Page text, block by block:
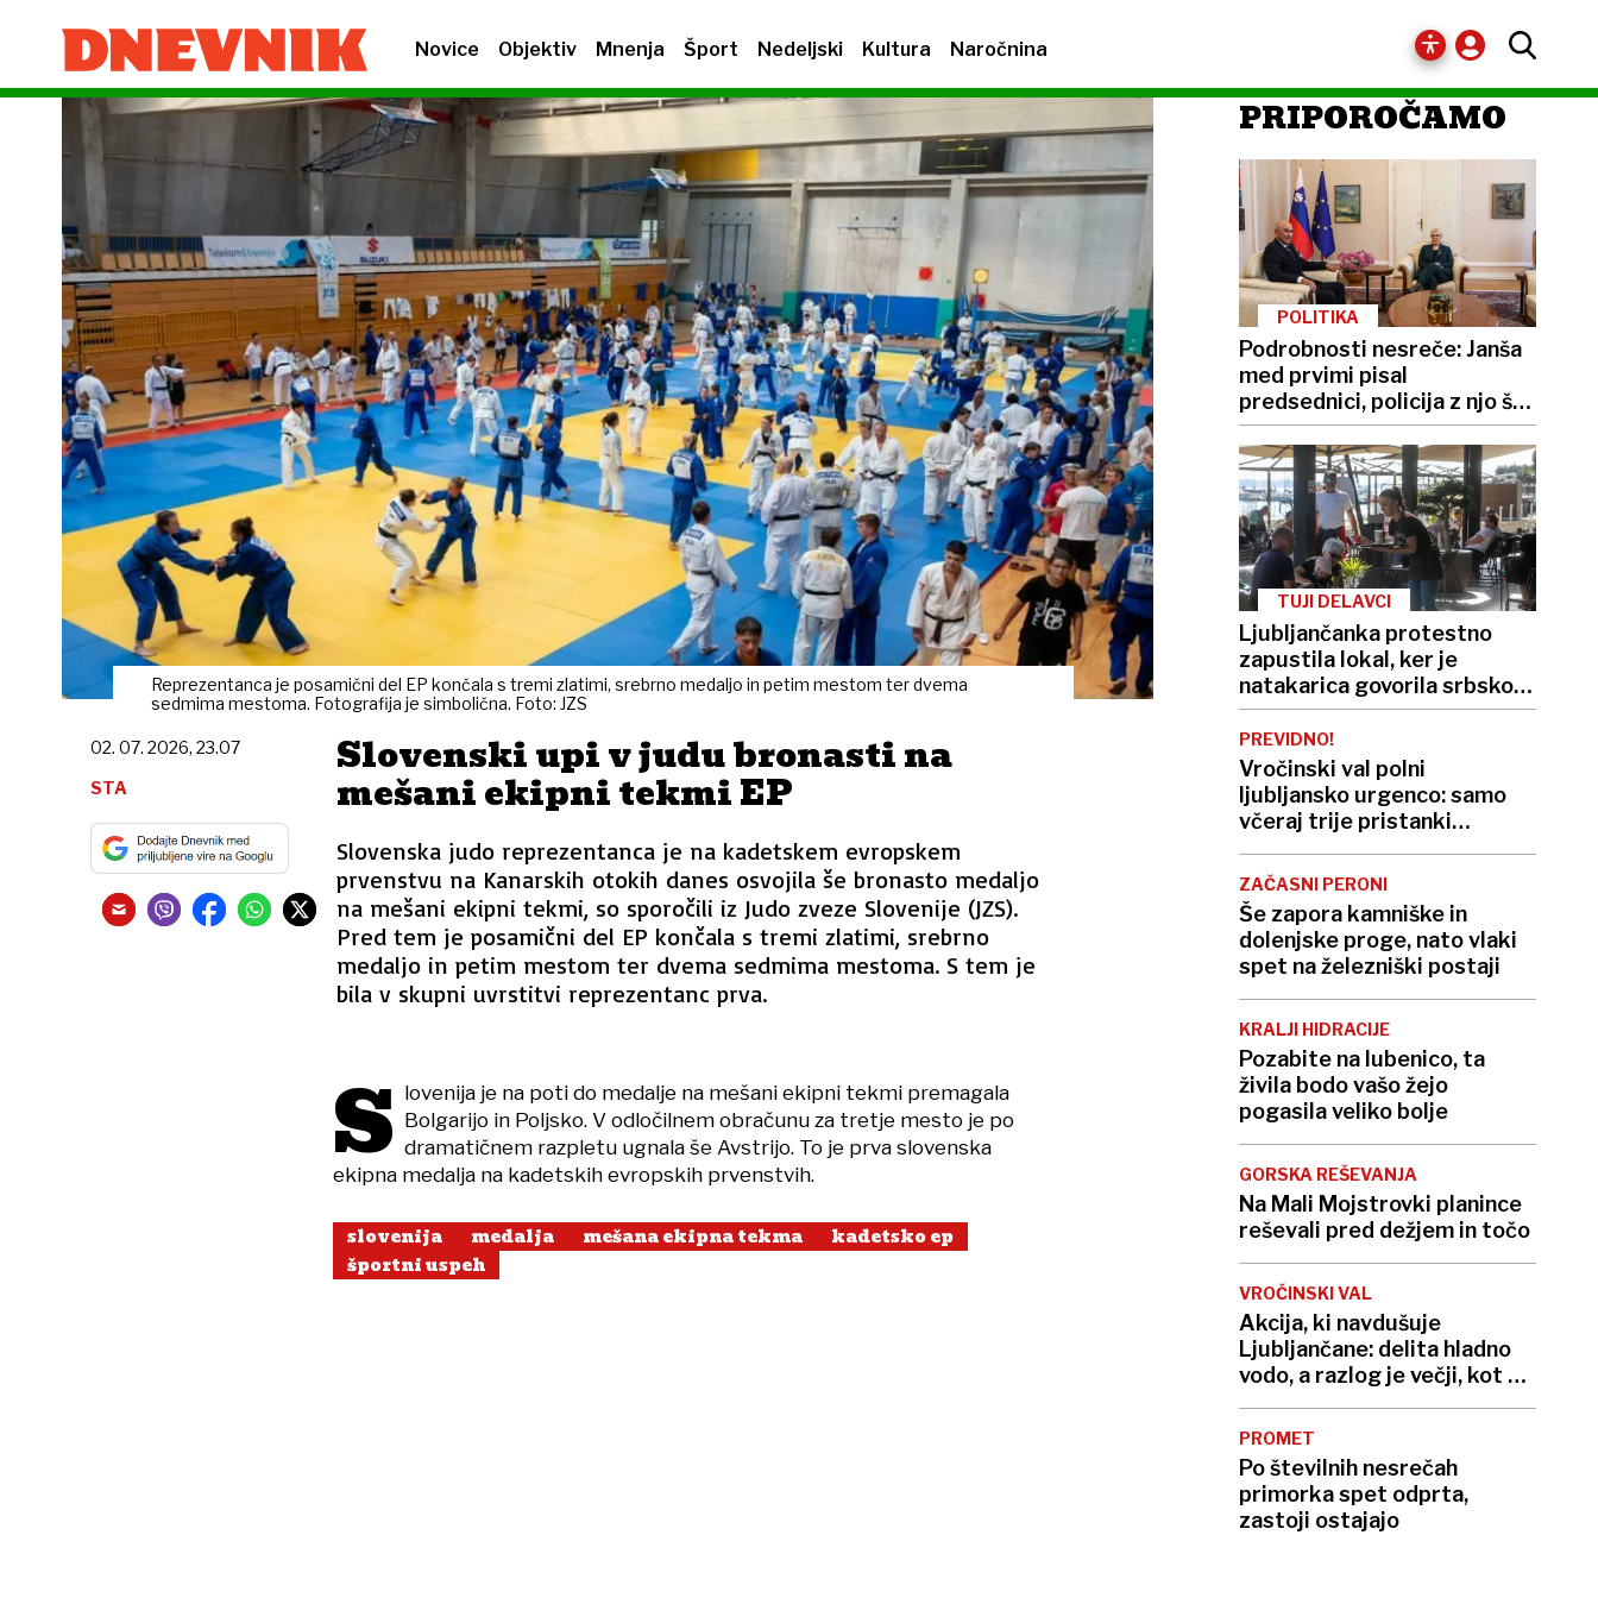
Novice Objektiv Mnenja Šport Nedeljski Kultura Naročnina
Reprezentanca je posamični del EP končala s tremi zlatimi, srebrno medaljo in petim mestom ter dvema
sedmima mestoma. Fotografija je simbolična. Foto: JZS
Slovenski upi v judu bronasti na
mešani ekipni tekmi EP
Slovenska judo reprezentanca je na kadetskem evropskem
prvenstvu na Kanarskih otokih danes osvojila še bronasto medaljo
na mešani ekipni tekmi, so sporočili iz Judo zveze Slovenije (JZS).
Pred tem je posamični del EP končala s tremi zlatimi, srebrno
medaljo in petim mestom ter dvema sedmima mestoma. S tem je
bila v skupni uvrstitvi reprezentanc prva.
02. 07. 2026, 23.07
STA
S lovenija je na poti do medalje na mešani ekipni tekmi premagala
Bolgarijo in Poljsko. V odločilnem obračunu za tretje mesto je po
dramatičnem razpletu ugnala še Avstrijo. To je prva slovenska
ekipna medalja na kadetskih evropskih prvenstvih.
slovenija medalja mešana ekipna tekma
kadetsko ep
športni uspeh
PRIPOROČAMO
POLITIKA
Podrobnosti nesreče: Janša
med prvimi pisal
predsednici, policija z njo še
ni govorila
TUJI DELAVCI
Ljubljančanka protestno
zapustila lokal, ker je
natakarica govorila srbsko.
»V Sloveniji tega ne bom
dovolila«
PREVIDNO!
Vročinski val polni
ljubljansko urgenco: samo
včeraj trije pristanki
helikopterja, letos že več
kot 420
ZAČASNI PERONI
Še zapora kamniške in
dolenjske proge, nato vlaki
spet na železniški postaji
KRALJI HIDRACIJE
Pozabite na lubenico, ta
živila bodo vašo žejo
pogasila veliko bolje
GORSKA REŠEVANJA
Na Mali Mojstrovki planince
reševali pred dežjem in točo
VROČINSKI VAL
Akcija, ki navdušuje
Ljubljančane: delita hladno
vodo, a razlog je večji, kot se
zdi
PROMET
Po številnih nesrečah
primorka spet odprta,
zastoji ostajajo